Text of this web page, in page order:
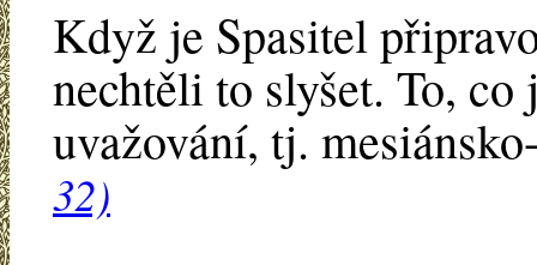
Když je Spasitel
nechtěli to slyšet. To,
uvažování, tj.
32)